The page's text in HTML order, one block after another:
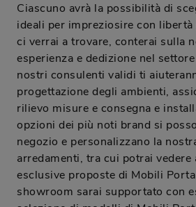
Ciascuno avrà la possibilità di
ideali per impreziosire con
ci verrai a trovare, conterai sulla
esperienza e dedizione nel
nostri consulenti validi ti
progettazione degli ambienti,
rilievo misure e consegna e
opzioni dei più noti brand si
negozio e personalizzano la
arredamenti, tra cui potrai vedere
esclusive proposte di Mobili
showroom sarai supportato con